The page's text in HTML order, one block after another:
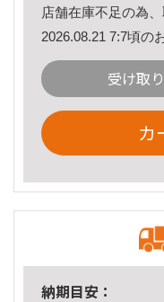
店舗在庫不足の為
2026.08.21 7:7頃の
受け取
カ
納期目安：